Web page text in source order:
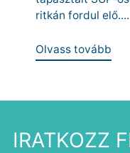
ritkán fordul elő....
Olvass tovább
IRATKOZZ